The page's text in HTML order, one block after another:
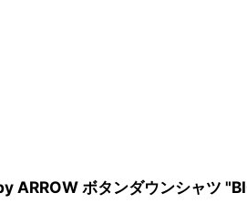
ARROW ボタンダウンシャツ